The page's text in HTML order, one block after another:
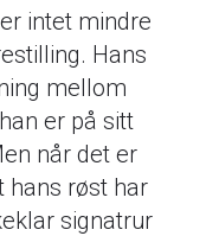
intet mindre
Hans
mellom
er på sitt
når det er
hans røst har
signatrur